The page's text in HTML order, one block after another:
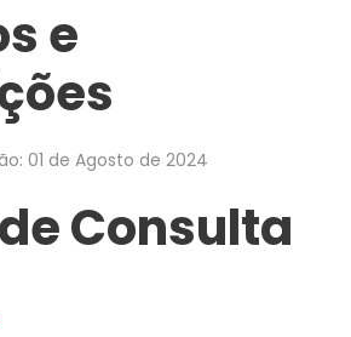
e
01 de Agosto de 2024
Consulta